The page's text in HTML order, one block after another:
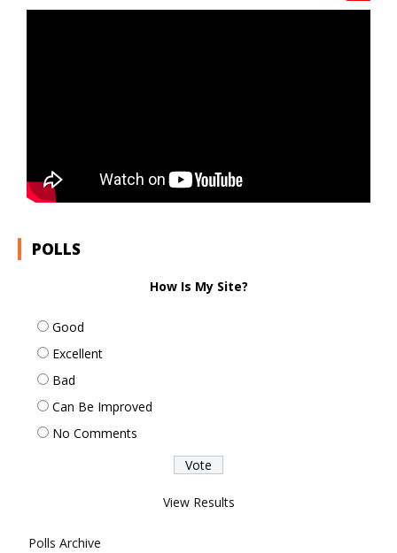
POLLS
How Is My Site?
Good
Excellent
Bad
Can Be Improved
No Comments
View Results
Polls Archive